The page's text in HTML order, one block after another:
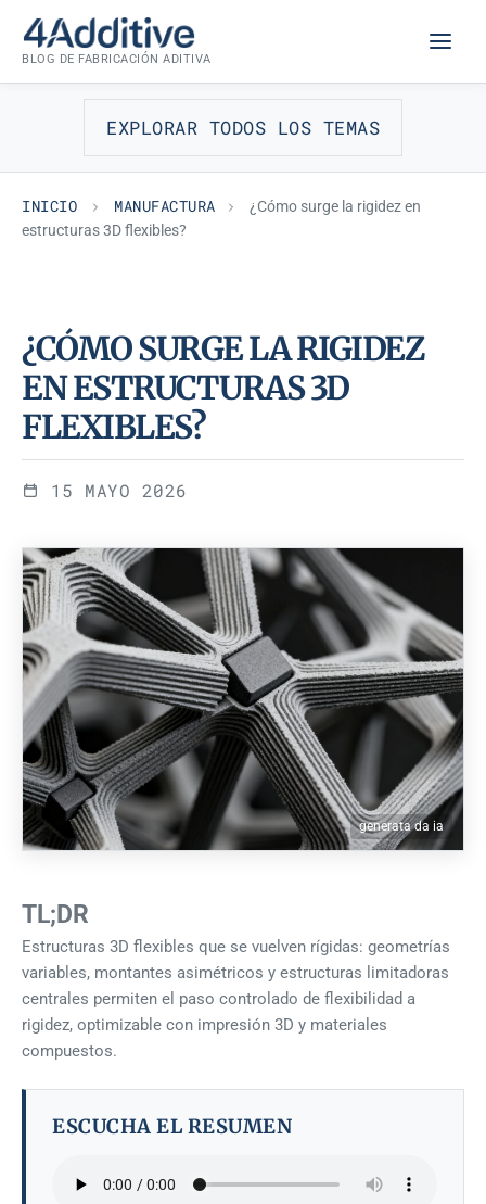
contenido
BLOG DE FABRICACIÓN ADITIVA
EXPLORAR TODOS LOS TEMAS
INICIO MANUFACTURA
¿Cómo surge la rigidez en
estructuras 3D flexibles?
MANUFACTURA
¿CÓMO SURGE LA RIGIDEZ
EN ESTRUCTURAS 3D
FLEXIBLES?
15 MAYO 2026
generata da ia
TL;DR
Estructuras 3D flexibles que se vuelven rígidas: geometrías
variables, montantes asimétricos y estructuras limitadoras
centrales permiten el paso controlado de flexibilidad a
rigidez, optimizable con impresión 3D y materiales
compuestos.
ESCUCHA EL RESUMEN